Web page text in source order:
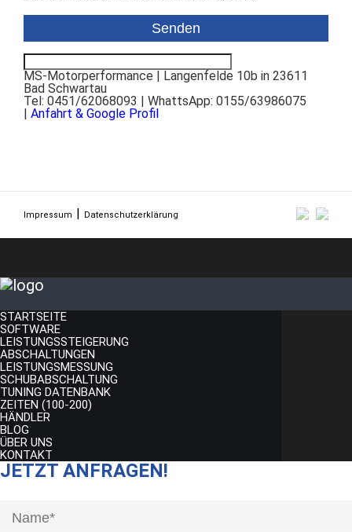
MS-Motorperformance | Langenfelde 10b in 23611
Bad Schwartau
Tel: 0451/62068093 | WhattsApp: 0155/63986075
| Anfahrt & Google Profil
Impressum Datenschutzerklärung
STARTSEITE
SOFTWARE
LEISTUNGSSTEIGERUNG
ABSCHALTUNGEN
LEISTUNGSMESSUNG
SCHUBABSCHALTUNG
TUNING DATENBANK
ZEITEN (100-200)
HÄNDLER
BLOG
ÜBER UNS
KONTAKT
JETZT ANFRAGEN!